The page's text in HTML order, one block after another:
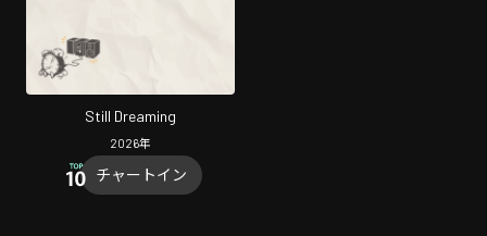
Still Dreaming
2026年
チャートイン